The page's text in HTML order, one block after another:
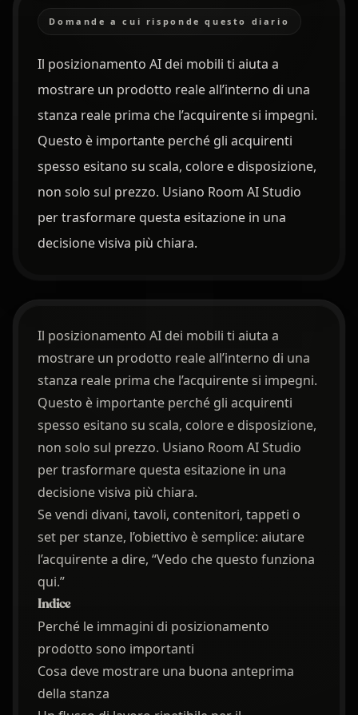
Domande a cui risponde questo diario
Il posizionamento AI dei mobili ti aiuta a
mostrare un prodotto reale all’interno di una
stanza reale prima che l’acquirente si impegni.
Questo è importante perché gli acquirenti
spesso esitano su scala, colore e disposizione,
non solo sul prezzo. Usiano Room AI Studio
per trasformare questa esitazione in una
decisione visiva più chiara.
Il posizionamento AI dei mobili ti aiuta a
mostrare un prodotto reale all’interno di una
stanza reale prima che l’acquirente si impegni.
Questo è importante perché gli acquirenti
spesso esitano su scala, colore e disposizione,
non solo sul prezzo. Usiano Room AI Studio
per trasformare questa esitazione in una
decisione visiva più chiara.
Se vendi divani, tavoli, contenitori, tappeti o
set per stanze, l’obiettivo è semplice: aiutare
l’acquirente a dire, “Vedo che questo funziona
qui.”
Indice
Perché le immagini di posizionamento
prodotto sono importanti
Cosa deve mostrare una buona anteprima
della stanza